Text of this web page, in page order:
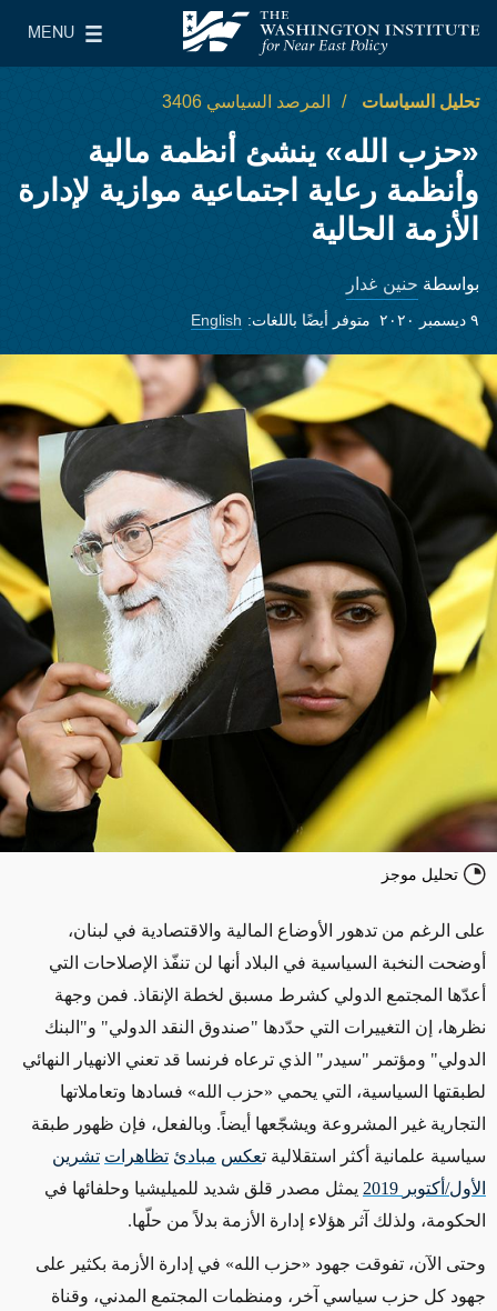
معهد واشنطن لسياسات الشرق الأدنى
MENU
Main Menu
تحليل السياسات المرصد السياسي 3406
«حزب الله» ينشئ أنظمة مالية
وأنظمة رعاية اجتماعية موازية لإدارة
الأزمة الحالية
بواسطة حنين غدار
٩ ديسمبر ٢٠٢٠ متوفر أيضًا باللغات: English
تحليل موجز
على الرغم من تدهور الأوضاع المالية والاقتصادية في لبنان،
أوضحت النخبة السياسية في البلاد أنها لن تنفّذ الإصلاحات التي
أعدّها المجتمع الدولي كشرط مسبق لخطة الإنقاذ. فمن وجهة
نظرها، إن التغييرات التي حدّدها "صندوق النقد الدولي" و"البنك
الدولي" ومؤتمر "سيدر" الذي ترعاه فرنسا قد تعني الانهيار النهائي
لطبقتها السياسية، التي يحمي «حزب الله» فسادها وتعاملاتها
التجارية غير المشروعة ويشجّعها أيضاً. وبالفعل، فإن ظهور طبقة
سياسية علمانية أكثر استقلالية تعكس مبادئ تظاهرات تشرين
الأول/ أكتوبر
يمثل مصدر قلق شديد للميليشيا وحلفائها في
الحكومة، ولذلك آثر هؤلاء إدارة الأزمة بدلاً من حلّها.
وحتى الآن، تفوقت جهود «حزب الله» في إدارة الأزمة بكثير على
جهود كل حزب سياسي آخر، ومنظمات المجتمع المدني، وقناة